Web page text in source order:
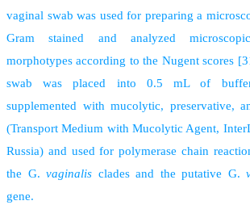
vaginal swab was used for preparing a
Gram stained and analyzed
morphotypes according to the Nugent scores
swab was placed into 0.5 mL of
supplemented with mucolytic, preservative,
(Transport Medium with Mucolytic Agent,
Russia) and used for polymerase chain
the G. vaginalis clades and the putative G.
gene.